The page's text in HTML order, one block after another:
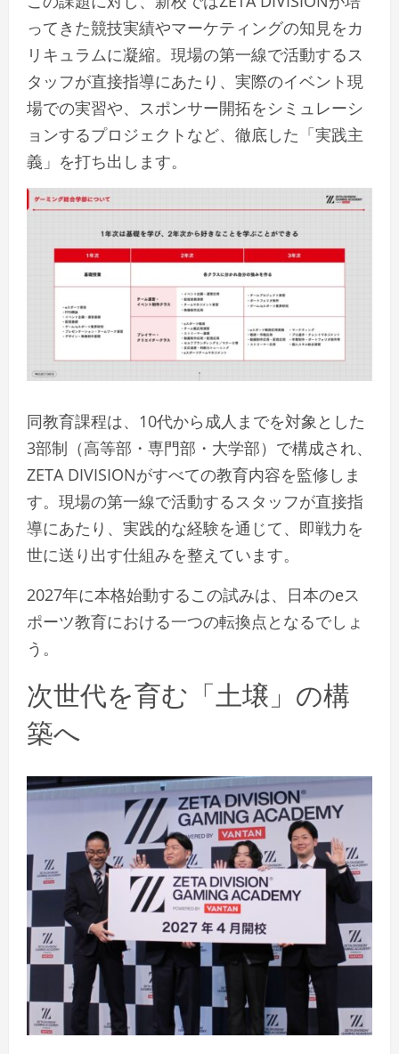
ってきた競技実績やマーケティングの知見をカ
リキュラムに凝縮。現場の第一線で活動するス
タッフが直接指導にあたり、実際のイベント現
場での実習や、スポンサー開拓をシミュレーシ
ョンするプロジェクトなど、徹底した「実践主
義」を打ち出します。
同教育課程は、10代から成人までを対象とした
3部制（高等部・専門部・大学部）で構成され、
ZETA DIVISIONがすべての教育内容を監修しま
す。現場の第一線で活動するスタッフが直接指
導にあたり、実践的な経験を通じて、即戦力を
世に送り出す仕組みを整えています。
2027年に本格始動するこの試みは、日本のeス
ポーツ教育における一つの転換点となるでしょ
う。
次世代を育む「土壌」の構
築へ